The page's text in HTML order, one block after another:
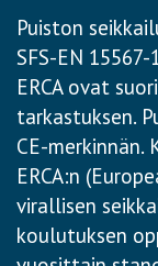
Puiston
SFS-EN
ERCA ovat
tarkastuksen.
CE-
ERCA:n
virallisen
koulutuksen